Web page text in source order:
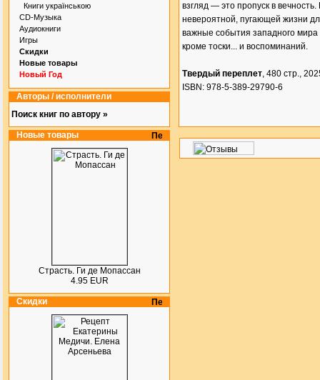
Книги українською
CD-Музыка
Аудиокниги
Игры
Скидки
Новые товары
Новый Год
Авторы / исполнители
Поиск книг по автору »
Новые товары
Страсть. Ги де Мопассан
4.95 EUR
Скидки
взгляд — это пропуск в
невероятной, пугающей жизни
важные события западного мира
кроме тоски... и воспоминаний.
Твердый переплет, 480 стр.,
ISBN: 978-5-389-29790-6